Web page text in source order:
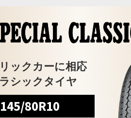
ックカーに相応
シックタイヤ
145/80R10